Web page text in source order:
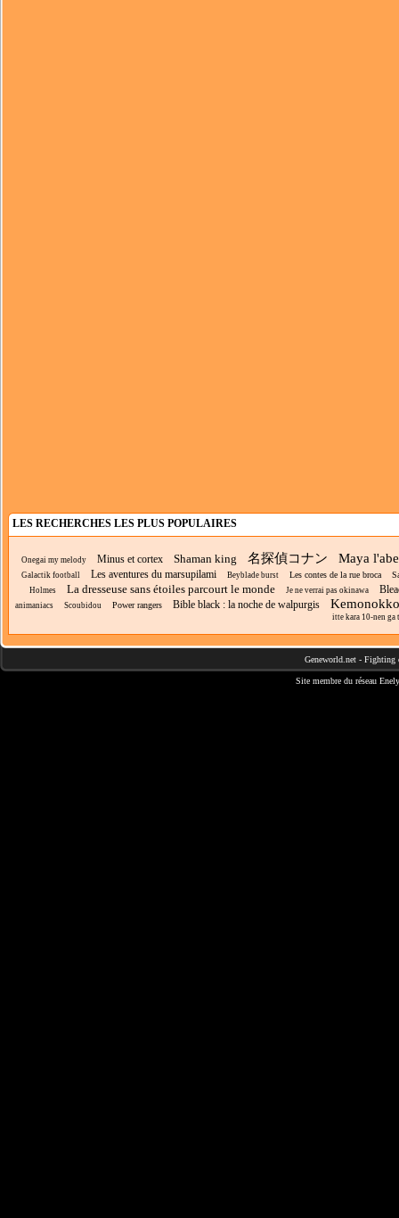
LES RECHERCHES LES PLUS POPULAIRES
Onegai my melody Minus et cortex Shaman king 名探偵コナン Maya
Galactik football Les aventures du marsupilami Beyblade burst Les contes de la rue broca
Holmes La dresseuse sans étoiles parcourt le monde Je ne verrai pas okinawa
animaniacs Scoubidou Power rangers Bible black : la noche de walpurgis
itte kara 10-nen ga
Geneworld.net - Fighting
Site membre du réseau